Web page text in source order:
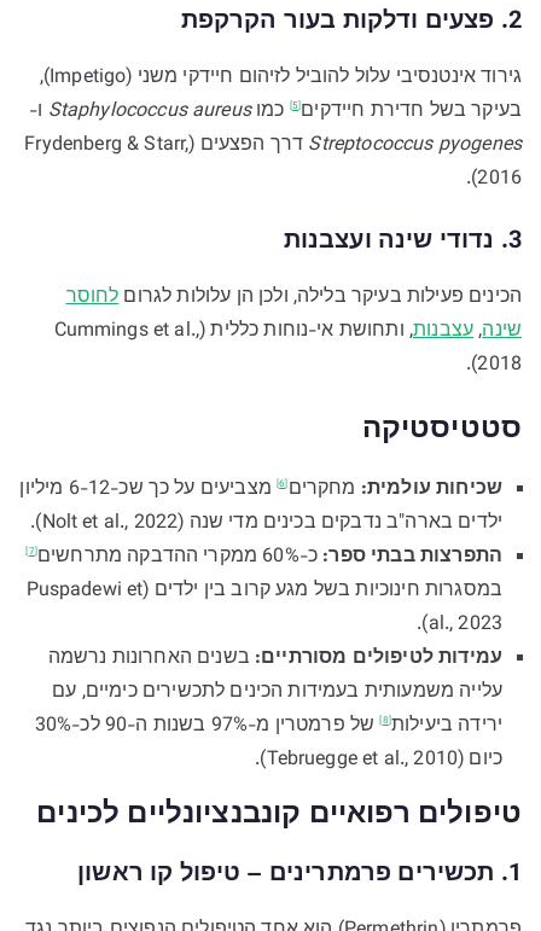
2. פצעים ודלקות בעור הקרקפת
גירוד אינטנסיבי עלול להוביל לזיהום חיידקי משני (Impetigo),
בעיקר בשל חדירת חיידקים[5] כמוStaphylococcus aureus ו-
Streptococcus pyogenes
דרך הפצעים (Frydenberg & Starr,
2016).
3. נדודי שינה ועצבנות
הכינים פעילות בעיקר בלילה, ולכן הן עלולות לגרוםלחוסר
שינה,עצבנות
, ותחושת אי-נוחות כללית (Cummings et al.,
2018).
סטטיסטיקה
שכיחות עולמית: מחקרים[6]
מצביעים על כך שכ-6-12 מיליון
ילדים בארה"ב נדבקים בכינים מדי שנה (Nolt et al., 2022).
התפרצות בבתי ספר: כ-60% ממקרי ההדבקה מתרחשים[7]
במסגרות חינוכיות בשל מגע קרוב בין ילדים (Puspadewi et
al., 2023).
עמידות לטיפולים מסורתיים: בשנים האחרונות נרשמה
עלייה משמעותית בעמידות הכינים לתכשירים כימיים, עם
ירידה ביעילות[8]
של פרמטרין מ-97% בשנות ה-90 לכ-30%
כיום (Tebruegge et al., 2010).
טיפולים רפואיים קונבנציונליים לכינים
1. תכשירים פרמתרינים – טיפול קו ראשון